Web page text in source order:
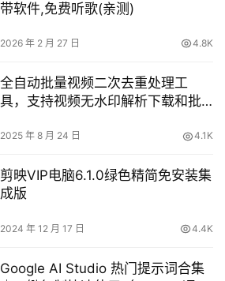
带软件,免费听歌(亲测)
2026 年 2 月 27 日 4.8K
全自动批量视频二次去重处理工
具，支持视频无水印解析下载和批
2025 年 8 月 24 日 4.1K
剪映VIP电脑6.1.0绿色精简免安装集
成版
2024 年 12 月 17 日 4.4K
Google AI Studio 热门提示词合集